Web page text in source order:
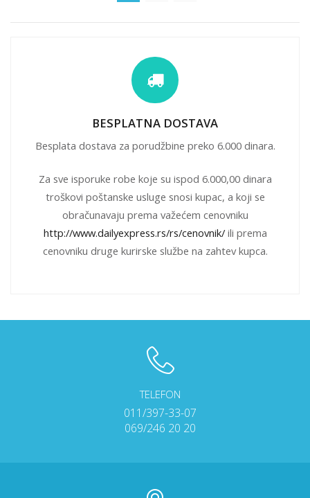
BESPLATNA DOSTAVA
Besplata dostava za porudžbine preko 6.000 dinara.
Za sve isporuke robe koje su ispod 6.000,00 dinara
troškovi poštanske usluge snosi kupac, a koji se
obračunavaju prema važećem cenovniku
http://www.dailyexpress.rs/rs/cenovnik/ili prema
cenovniku druge kurirske službe na zahtev kupca.
TELEFON
011/397-33-07
069/246 20 20